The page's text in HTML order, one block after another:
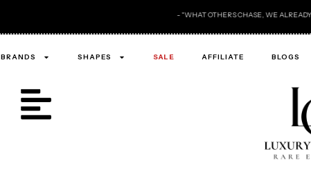
- "WHAT OTHERS CHASE, WE ALREADY OWN ." -
BRANDS SHAPES SALE AFFILIATE BLOGS